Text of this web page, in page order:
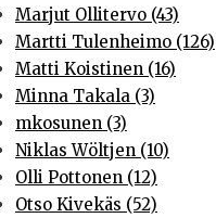
Marjut Ollitervo (43)
Martti Tulenheimo (126)
Matti Koistinen (16)
Minna Takala (3)
mkosunen (3)
Niklas Wöltjen (10)
Olli Pottonen (12)
Otso Kivekäs (52)